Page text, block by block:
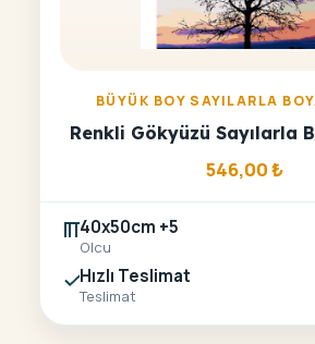
BÜYÜK BOY SAYILARLA
Renkli Gökyüzü Sayılarla
546,00₺
40x50cm +5
Olcu
Hızlı Teslimat
Teslimat